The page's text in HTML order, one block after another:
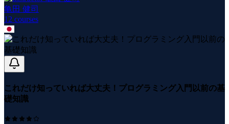
亀田 健司
12 courses
これだけ知っていれば大丈夫！プログラミング入門以前の基
礎知識